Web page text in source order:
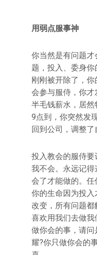
用弱点服事神
你当然是有问题
题，投入、委身你
刚刚被开除了，
会参与服侍，你
半毛钱薪水，居
9点到，你突然发
回到公司，调整了
投入教会的服侍
我不会。永远记
会了才能做的。
你的生命因为投
改变，所有问题
喜欢用我们去做
做你会的事，请
耀?你只做你会的